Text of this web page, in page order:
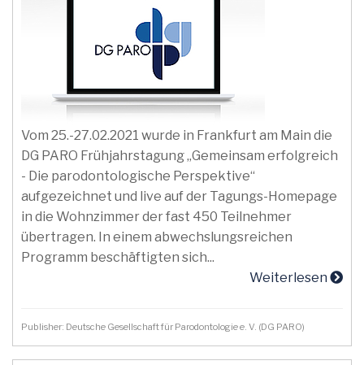
Vom 25.-27.02.2021 wurde in Frankfurt am Main die
DG PARO Frühjahrstagung „Gemeinsam erfolgreich
- Die parodontologische Perspektive“
aufgezeichnet und live auf der Tagungs-Homepage
in die Wohnzimmer der fast 450 Teilnehmer
übertragen. In einem abwechslungsreichen
Programm beschäftigten sich...
Weiterlesen
Publisher: Deutsche Gesellschaft für Parodontologie e. V. (DG PARO)